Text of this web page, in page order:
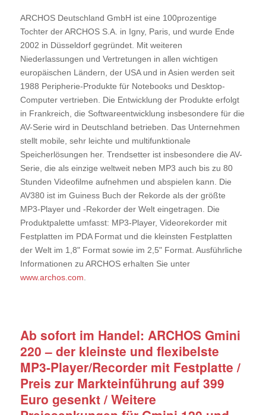
ARCHOS Deutschland GmbH ist eine 100prozentige
Tochter der ARCHOS S.A. in Igny, Paris, und wurde Ende
2002 in Düsseldorf gegründet. Mit weiteren
Niederlassungen und Vertretungen in allen wichtigen
europäischen Ländern, der USA und in Asien werden seit
1988 Peripherie-Produkte für Notebooks und Desktop-
Computer vertrieben. Die Entwicklung der Produkte erfolgt
in Frankreich, die Softwareentwicklung insbesondere für die
AV-Serie wird in Deutschland betrieben. Das Unternehmen
stellt mobile, sehr leichte und multifunktionale
Speicherlösungen her. Trendsetter ist insbesondere die AV-
Serie, die als einzige weltweit neben MP3 auch bis zu 80
Stunden Videofilme aufnehmen und abspielen kann. Die
AV380 ist im Guiness Buch der Rekorde als der größte
MP3-Player und -Rekorder der Welt eingetragen. Die
Produktpalette umfasst: MP3-Player, Videorekorder mit
Festplatten im PDA Format und die kleinsten Festplatten
der Welt im 1,8" Format sowie im 2,5" Format. Ausführliche
Informationen zu ARCHOS erhalten Sie unter
www.archos.com
Ab sofort im Handel: ARCHOS Gmini
220 – der kleinste und flexibelste
MP3-Player/Recorder mit Festplatte /
Preis zur Markteinführung auf 399
Euro gesenkt / Weitere